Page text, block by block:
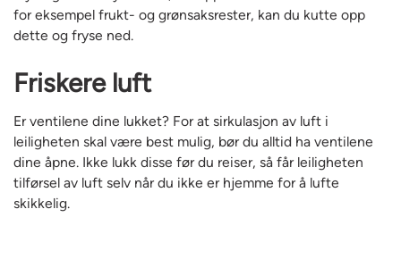
for eksempel frukt- og grønsaksrester, kan du kutte opp
dette og fryse ned.
Friskere luft
Er ventilene dine lukket? For at sirkulasjon av luft i
leiligheten skal være best mulig, bør du alltid ha ventilene
dine åpne. Ikke lukk disse før du reiser, så får leiligheten
tilførsel av luft selv når du ikke er hjemme for å lufte
skikkelig.